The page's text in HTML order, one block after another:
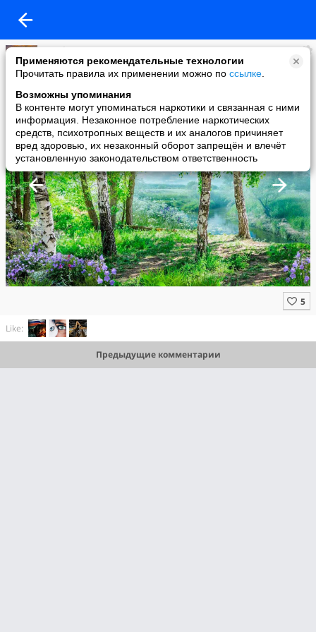
Применяются рекомендательные технологии
Прочитать правила их применении можно по ссылке
Возможны упоминания
В контенте могут упоминаться наркотики и связанная с ними
информация. Незаконное потребление наркотических
средств, психотропных веществ и их аналогов причиняет
вред здоровью, их незаконный оборот запрещён и влечёт
установленную законодательством ответственность
Natahsa
added a photo
13 Jun в 19:57
Like:
Предыдущие комментарии